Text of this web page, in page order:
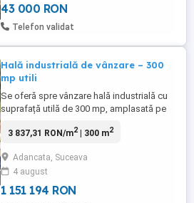
muncă sau ...
43 000 RON
Telefon validat
Hală industrială de vânzare – 300
mp utili
Se oferă spre vânzare hală industrială cu
suprafață utilă de 300 mp, amplasată pe
zonă centrală a localității Adâncata, cu
Caracteristici principale: construcție
solidă, realizată pe structură rezistentă,
acces facil ...
3 837,31 RON/m2| 300 m2
Adancata, Suceava
4 august
1 151 194 RON